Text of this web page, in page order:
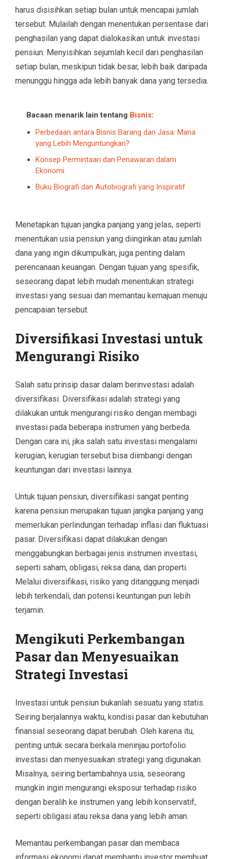
harus disisihkan setiap bulan untuk mencapai jumlah
tersebut. Mulailah dengan menentukan persentase dari
penghasilan yang dapat dialokasikan untuk investasi
pensiun. Menyisihkan sejumlah kecil dari penghasilan
setiap bulan, meskipun tidak besar, lebih baik daripada
menunggu hingga ada lebih banyak dana yang tersedia.
Bacaan menarik lain tentang Bisnis:
Perbedaan antara Bisnis Barang dan Jasa: Mana
yang Lebih Menguntungkan?
Konsep Permintaan dan Penawaran dalam
Ekonomi
Buku Biografi dan Autobiografi yang Inspiratif
Menetapkan tujuan jangka panjang yang jelas, seperti
menentukan usia pensiun yang diinginkan atau jumlah
dana yang ingin dikumpulkan, juga penting dalam
perencanaan keuangan. Dengan tujuan yang spesifik,
seseorang dapat lebih mudah menentukan strategi
investasi yang sesuai dan memantau kemajuan menuju
pencapaian tersebut.
Diversifikasi Investasi untuk
Mengurangi Risiko
Salah satu prinsip dasar dalam berinvestasi adalah
diversifikasi. Diversifikasi adalah strategi yang
dilakukan untuk mengurangi risiko dengan membagi
investasi pada beberapa instrumen yang berbeda.
Dengan cara ini, jika salah satu investasi mengalami
kerugian, kerugian tersebut bisa diimbangi dengan
keuntungan dari investasi lainnya.
Untuk tujuan pensiun, diversifikasi sangat penting
karena pensiun merupakan tujuan jangka panjang yang
memerlukan perlindungan terhadap inflasi dan fluktuasi
pasar. Diversifikasi dapat dilakukan dengan
menggabungkan berbagai jenis instrumen investasi,
seperti saham, obligasi, reksa dana, dan properti.
Melalui diversifikasi, risiko yang ditanggung menjadi
lebih terkendali, dan potensi keuntungan pun lebih
terjamin.
Mengikuti Perkembangan
Pasar dan Menyesuaikan
Strategi Investasi
Investasi untuk pensiun bukanlah sesuatu yang statis.
Seiring berjalannya waktu, kondisi pasar dan kebutuhan
finansial seseorang dapat berubah. Oleh karena itu,
penting untuk secara berkala meninjau portofolio
investasi dan menyesuaikan strategi yang digunakan.
Misalnya, seiring bertambahnya usia, seseorang
mungkin ingin mengurangi eksposur terhadap risiko
dengan beralih ke instrumen yang lebih konservatif,
seperti obligasi atau reksa dana yang lebih aman.
Memantau perkembangan pasar dan membaca